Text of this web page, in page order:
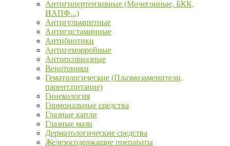
Антигипертензивные (Мочегонные, БКК,
ИАПФ...)
Антигельминтные
Антигистаминные
Антибиотики
Антигеморройные
Антипсориазные
Венотоники
Гематологические (Плазмозаменители,
парент.питание)
Гинекология
Гормональные средства
Глазные капли
Глазные мази
Дерматологические средства
Железосодержащие препараты